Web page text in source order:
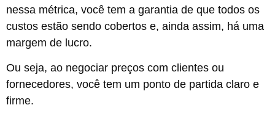
nessa métrica, você tem a garantia de que todos os
custos estão sendo cobertos e, ainda assim, há uma
margem de lucro.
Ou seja, ao negociar preços com clientes ou
fornecedores, você tem um ponto de partida claro e
firme.